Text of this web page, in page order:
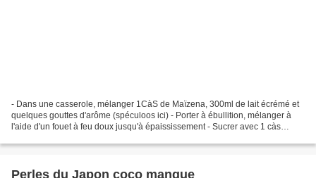
- Dans une casserole, mélanger 1CàS de Maïzena, 300ml de lait écrémé et
quelques gouttes d'arôme (spéculoos ici) - Porter à ébullition, mélanger à
l'aide d'un fouet à feu doux jusqu'à épaississement - Sucrer avec 1 càs
Perles du Japon coco mangue